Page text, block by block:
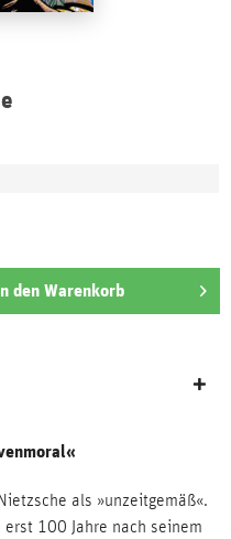
den Warenkorb
als »unzeitgemäß«.
100 Jahre nach seinem